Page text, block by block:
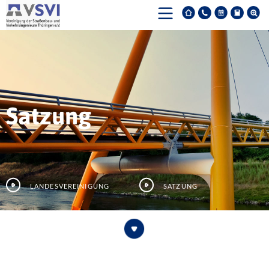
Satzung
Landesvereinigung Satzung